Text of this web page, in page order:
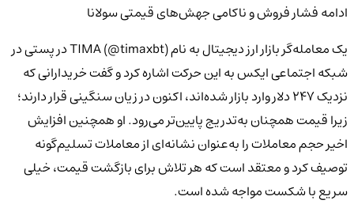
ادامه فشار فروش و ناکامی جهش‌های قیمتی سولانا
یک معامله‌گر بازار ارز دیجیتال به نام TIMA (@timaxbt) در پستی در
شبکه اجتماعی ایکس به این حرکت اشاره کرد و گفت خریدارانی که
نزدیک ۲۴۷ دلار وارد بازار شده‌اند، اکنون در زیان سنگینی قرار دارند؛
زیرا قیمت همچنان به‌تدریج پایین‌تر می‌رود. او همچنین افزایش
اخیر حجم معاملات را به‌عنوان نشانه‌ای از معاملات تسلیم‌گونه
توصیف کرد و معتقد است که هر تلاش برای بازگشت قیمت، خیلی
سریع با شکست مواجه شده است.